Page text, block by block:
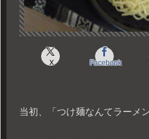
X Facebook
当初、「つけ麺なんてラーメ